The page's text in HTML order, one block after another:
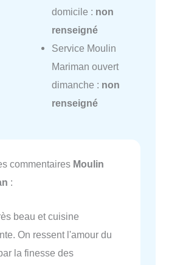
domicile : non
renseigné
Service Moulin
Mariman ouvert
dimanche : non
renseigné
commentaires Moulin
:
beau et cuisine
On ressent l'amour du
la finesse des